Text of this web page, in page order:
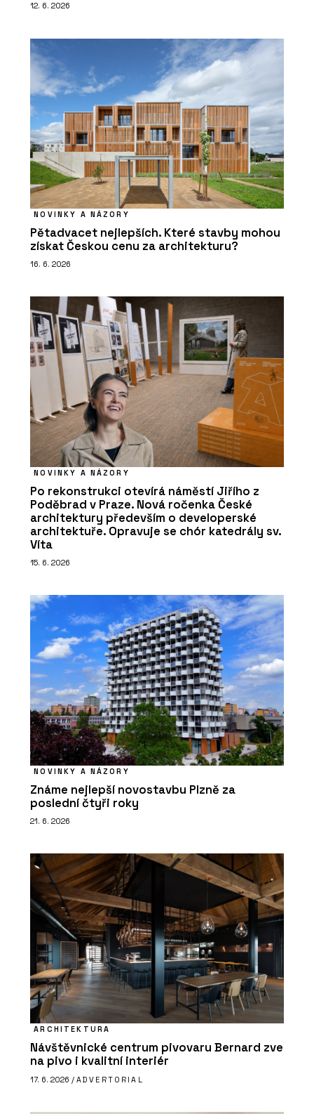
12. 6. 2026
NOVINKY A NÁZORY
Pětadvacet nejlepších. Které stavby mohou
získat Českou cenu za architekturu?
16. 6. 2026
NOVINKY A NÁZORY
Po rekonstrukci otevírá náměstí Jiřího z
Poděbrad v Praze. Nová ročenka České
architektury především o developerské
architektuře. Opravuje se chór katedrály sv.
Víta
15. 6. 2026
NOVINKY A NÁZORY
Známe nejlepší novostavbu Plzně za
poslední čtyři roky
21. 6. 2026
ARCHITEKTURA
Návštěvnické centrum pivovaru Bernard zve
na pivo i kvalitní interiér
17. 6. 2026 / ADVERTORIAL